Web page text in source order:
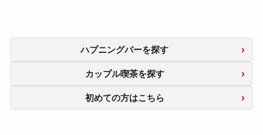
ハプニングバーを探す
カップル喫茶を探す
初めての方はこちら